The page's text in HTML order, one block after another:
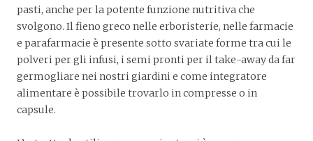
pasti, anche per la potente funzione nutritiva che
svolgono. Il fieno greco nelle erboristerie, nelle farmacie
e parafarmacie è presente sotto svariate forme tra cui le
polveri per gli infusi, i semi pronti per il take-away da far
germogliare nei nostri giardini e come integratore
alimentare è possibile trovarlo in compresse o in
capsule.